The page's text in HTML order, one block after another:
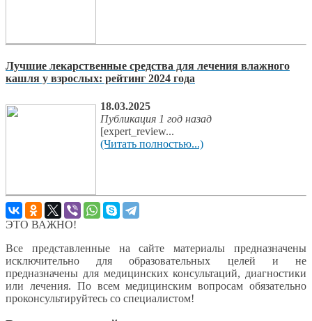
Лучшие лекарственные средства для лечения влажного
кашля у взрослых: рейтинг 2024 года
18.03.2025
Публикация 1 год назад
[expert_review...
(Читать полностью...)
ЭТО ВАЖНО!
Все представленные на сайте материалы предназначены
исключительно для образовательных целей и не
предназначены для медицинских консультаций, диагностики
или лечения. По всем медицинским вопросам обязательно
проконсультируйтесь со специалистом!